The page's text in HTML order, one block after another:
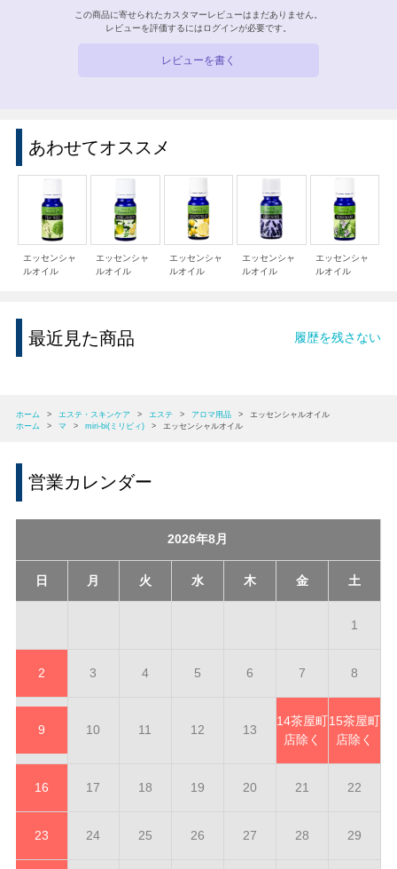
この商品に寄せられたカスタマーレビューはまだありません。
レビューを評価するには ログインが必要です。
レビューを書く
あわせてオススメ
エッセンシャ
ルオイル
エッセンシャ
ルオイル
エッセンシャ
ルオイル
エッセンシャ
ルオイル
エッセンシャ
ルオイル
最近見た商品 履歴を残さない
ホーム > エステ・スキンケア > エステ > アロマ用品 >
エッセンシャルオイル
ホーム
> マ > miri-bi(ミリビィ) > エッセンシャルオイル
営業カレンダー
2026年8月
日 月 火 水 木 金 土
1
2 3 4 5 6 7 8
9 10 11 12 13
14茶屋町
店除く
15茶屋町
店除く
16 17 18 19 20 21 22
23 24 25 26 27 28 29